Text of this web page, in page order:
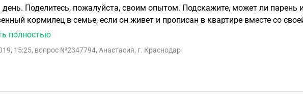
ли парень избежать призыва в армию как
кормилец в семье, если он живет и прописан в квартире вместе со
полностью
15:25, вопрос №2347794, Анастасия, г. Краснодар